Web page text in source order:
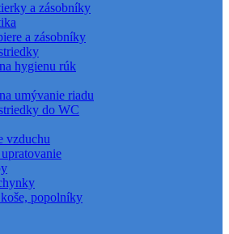
a zásobníky
a zásobníky
hygienu rúk
umývanie riadu
do WC
vzduchu
popolníky